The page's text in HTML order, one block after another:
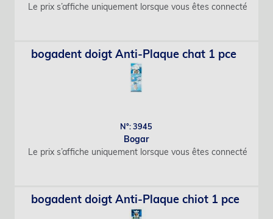
Le prix s’affiche uniquement lorsque vous êtes connecté
bogadent doigt Anti-Plaque chat 1 pce
N°: 3945
Bogar
Le prix s’affiche uniquement lorsque vous êtes connecté
bogadent doigt Anti-Plaque chiot 1 pce